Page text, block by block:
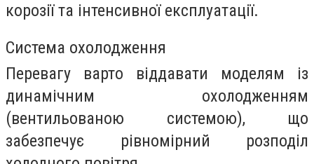
корозії та інтенсивної експлуатації.
Система охолодження
Перевагу варто віддавати моделям із
динамічним охолодженням
(вентильованою системою), що
забезпечує рівномірний розподіл